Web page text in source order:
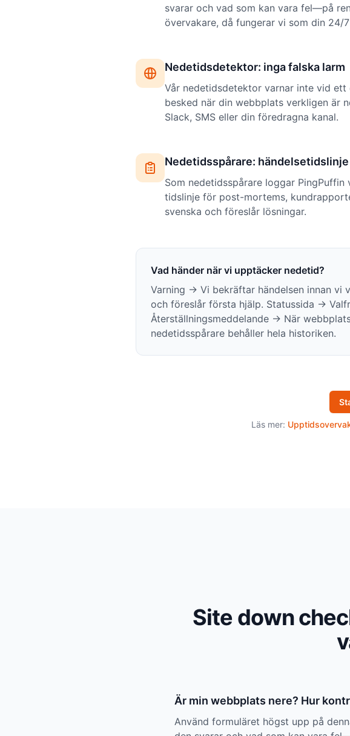
svarar och vad som kan vara fel—på
övervakare, då fungerar vi som din 24/
Nedetidsdetektor: inga falska larm
Vår nedetidsdetektor varnar inte vid
besked när din webbplats verkligen är
Slack, SMS eller din föredragna kanal.
Nedetidsspårare:
Som nedetidsspårare loggar
tidslinje för post-mortems,
svenska och föreslår lösningar.
Vad händer när vi upptäcker nedetid?
Varning → Vi bekräftar händelsen innan vi
och föreslår första hjälp. Statussida →
Återställningsmeddelande → När
nedetidsspårare behåller hela historiken.
Läs mer:
Site down
Är min webbplats nere? Hur
Använd formuläret högst upp på